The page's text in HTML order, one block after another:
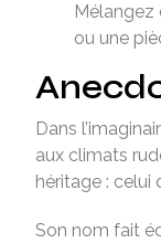
Mélangez
ou une
Dans
aux climats
héritage : celui
Son nom fait